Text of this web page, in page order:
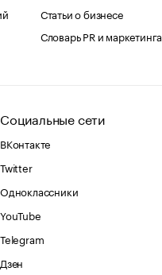
Статьи о бизнесе
Словарь PR и маркетинга
Социальные сети
ВКонтакте
Twitter
Одноклассники
YouTube
Telegram
Дзен